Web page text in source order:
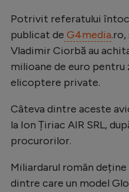
Potrivit referatului
publicat de G4media
Vladimir Ciorbă au
milioane de euro pentru
elicoptere private.
Câteva dintre aceste
la Ion Țiriac AIR SRL,
procurorilor.
Miliardarul român
dintre care un model